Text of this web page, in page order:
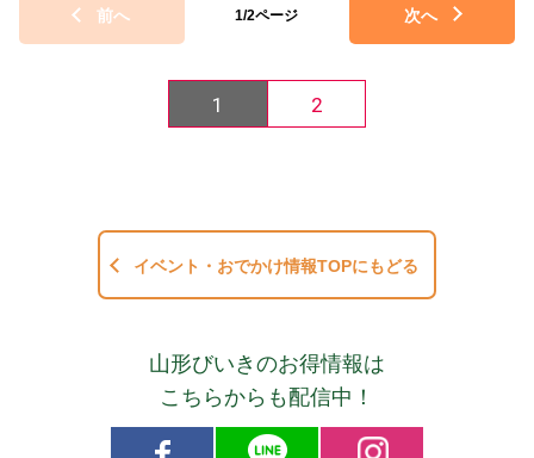
前へ 1/2ページ 次へ
1 2
イベント・おでかけ情報TOPにもどる
山形びいきのお得情報は
こちらからも配信中！